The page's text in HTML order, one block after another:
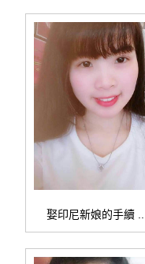
娶印尼新娘的手續 ...